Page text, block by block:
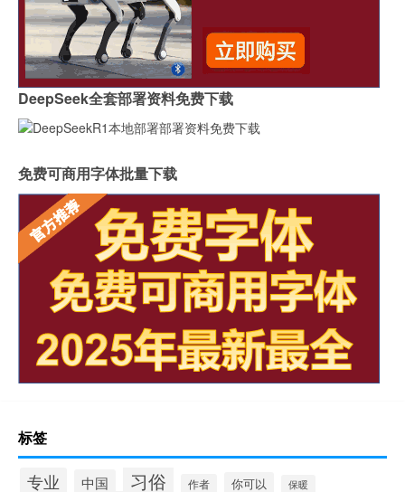
DeepSeek全套部署资料免费下载
免费可商用字体批量下载
标签
专业 中国 习俗 作者 你可以 保暖